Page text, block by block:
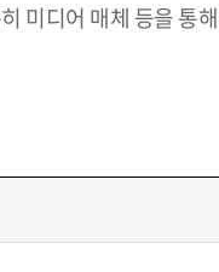
미디어 매체 등을